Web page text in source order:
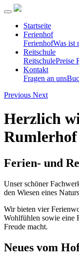
Startseite
Ferienhof
FerienhofWas ist
Reitschule
ReitschulePreise
Kontakt
Fragen an uns
Previous Next
Herzlich
Rumlerhof
Ferien- und
Unser schöner
den Wiesen eines
Wir bieten vier
Wohlfühlen sowie eine
Freude macht.
Neues vom